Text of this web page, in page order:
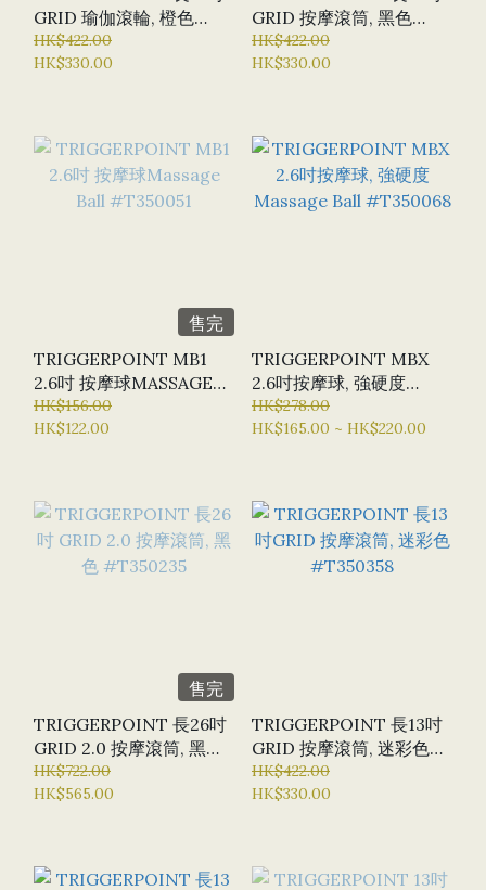
GRID 瑜伽滾輪, 橙色
#T350006
HK$422.00
HK$330.00
GRID 按摩滾筒, 黑色
#T350013
HK$422.00
HK$330.00
售完
TRIGGERPOINT MB1
2.6吋 按摩球MASSAGE
BALL #T350051
HK$156.00
HK$122.00
TRIGGERPOINT MBX
2.6吋按摩球, 強硬度
MASSAGE BALL
#T350068
HK$278.00
HK$165.00 ~ HK$220.00
售完
TRIGGERPOINT 長26吋
GRID 2.0 按摩滾筒, 黑色
#T350235
HK$722.00
HK$565.00
TRIGGERPOINT 長13吋
GRID 按摩滾筒, 迷彩色
#T350358
HK$422.00
HK$330.00